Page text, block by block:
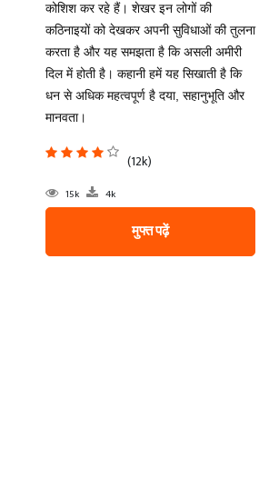
कोशिश कर रहे हैं। शेखर इन लोगों की
कठिनाइयों को देखकर अपनी सुविधाओं की तुलना
करता है और यह समझता है कि असली अमीरी
दिल में होती है। कहानी हमें यह सिखाती है कि
धन से अधिक महत्वपूर्ण है दया, सहानुभूति और
मानवता।
(12k)
15k 4k
मुफ्त पढ़ें